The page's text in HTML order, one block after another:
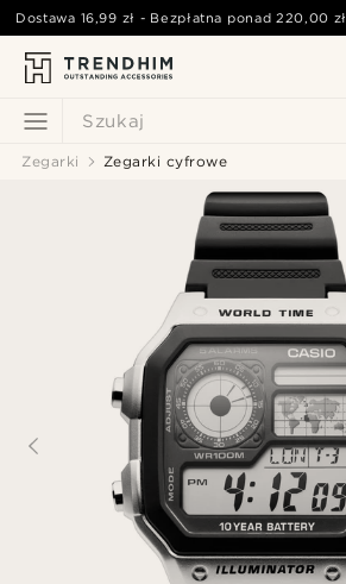
Szukaj
Dostawa 16,99 zł - Bezpłatna ponad220,00 zł
Zegarki Zegarki cyfrowe